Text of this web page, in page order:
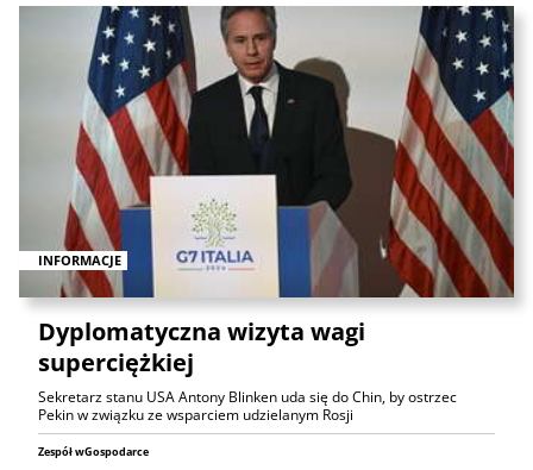
INFORMACJE
Dyplomatyczna wizyta wagi
superciężkiej
Sekretarz stanu USA Antony Blinken uda się do Chin, by ostrzec
Pekin w związku ze wsparciem udzielanym Rosji
Zespół wGospodarce